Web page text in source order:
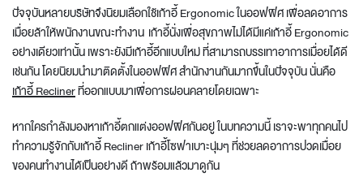
ปัจจุบันหลายบริษัทจึงนิยมเลือกใช้เก้าอี้ Ergonomic ในออฟฟิศ เพื่อลดอาการ
เมื่อยล้าให้พนักงานขณะทำงาน เก้าอี้นั่งเพื่อสุขภาพไม่ได้มีแค่เก้าอี้ Ergonomic
อย่างเดียวเท่านั้น เพราะยังมีเก้าอี้อีกแบบใหม่ ที่สามารถบรรเทาอาการเมื่อยได้ดี
เช่นกัน โดยนิยมนำมาติดตั้งในออฟฟิศ สำนักงานกันมากขึ้นในปัจจุบัน นั่นคือ
เก้าอี้ Reclinerที่ออกแบบมาเพื่อการผ่อนคลายโดยเฉพาะ
หากใครกำลังมองหาเก้าอี้ตกแต่งออฟฟิศกันอยู่ ในบทความนี้ เราจะพาทุกคนไป
ทำความรู้จักกับเก้าอี้ Recliner เก้าอี้โซฟาเบาะนุ่มๆ ที่ช่วยลดอาการปวดเมื่อย
ของคนทำงานได้เป็นอย่างดี ถ้าพร้อมแล้วมาดูกัน